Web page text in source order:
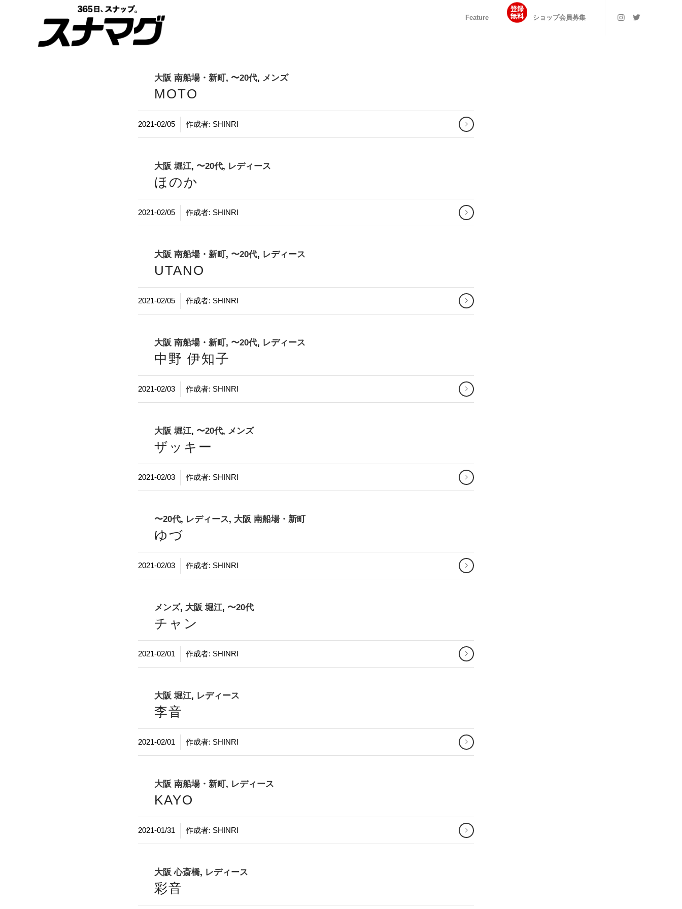
Feature ショップ会員募集
大阪 南船場・新町, 〜20代, メンズ
MOTO
2021-02/05 作成者: SHINRI
大阪 堀江, 〜20代, レディース
ほのか
2021-02/05 作成者: SHINRI
大阪 南船場・新町, 〜20代, レディース
UTANO
2021-02/05 作成者: SHINRI
大阪 南船場・新町, 〜20代, レディース
中野 伊知子
2021-02/03 作成者: SHINRI
大阪 堀江, 〜20代, メンズ
ザッキー
2021-02/03 作成者: SHINRI
〜20代, レディース, 大阪 南船場・新町
ゆづ
2021-02/03 作成者: SHINRI
メンズ, 大阪 堀江, 〜20代
チャン
2021-02/01 作成者: SHINRI
大阪 堀江, レディース
李音
2021-02/01 作成者: SHINRI
大阪 南船場・新町, レディース
KAYO
2021-01/31 作成者: SHINRI
大阪 心斎橋, レディース
彩音